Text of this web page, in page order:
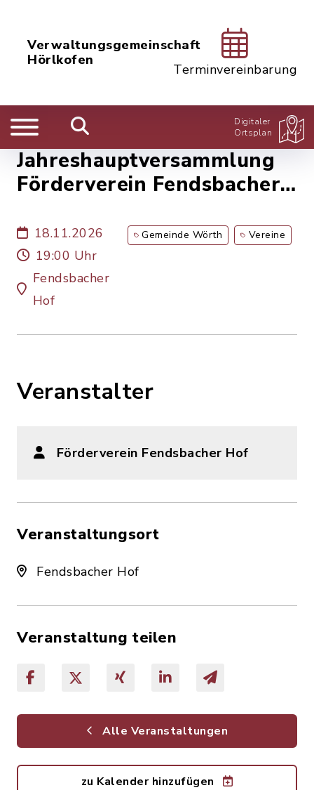
Verwaltungsgemeinschaft
Hörlkofen
Terminvereinbarung
Digitaler
Ortsplan
Jahreshauptversammlung
Förderverein Fendsbacher
18.11.2026
19:00 Uhr
Fendsbacher
Hof
Gemeinde Wörth Vereine
Veranstalter
Förderverein Fendsbacher Hof
Veranstaltungsort
Fendsbacher Hof
Veranstaltung teilen
Alle Veranstaltungen
zu Kalender hinzufügen